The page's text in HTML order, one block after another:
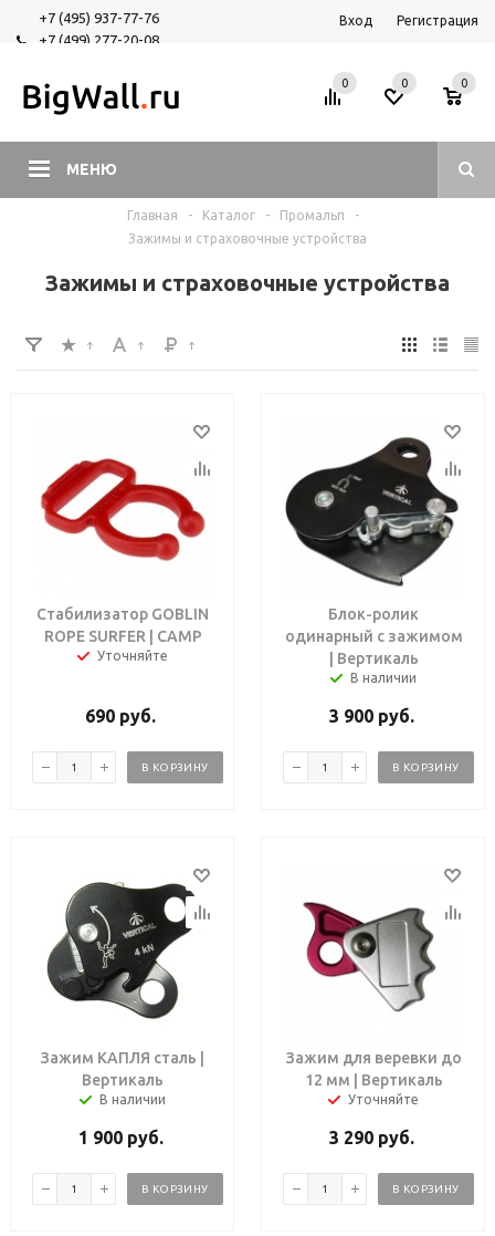
+7 (495) 937-77-76
+7 (499) 277-20-08
Вход Регистрация
МЕНЮ
0 0
0
Главная - Каталог - Промальп
-
Зажимы и страховочные устройства
Зажимы и страховочные устройства
Стабилизатор GOBLIN
ROPE SURFER | CAMP
Уточняйте
690 руб.
В КОРЗИНУ
Блок-ролик
одинарный с зажимом
| Вертикаль
В наличии
3 900руб.
В КОРЗИНУ
Зажим КАПЛЯ сталь |
Вертикаль
В наличии
1 900руб.
В КОРЗИНУ
Зажим для веревки до
12 мм | Вертикаль
Уточняйте
3 290руб.
В КОРЗИНУ